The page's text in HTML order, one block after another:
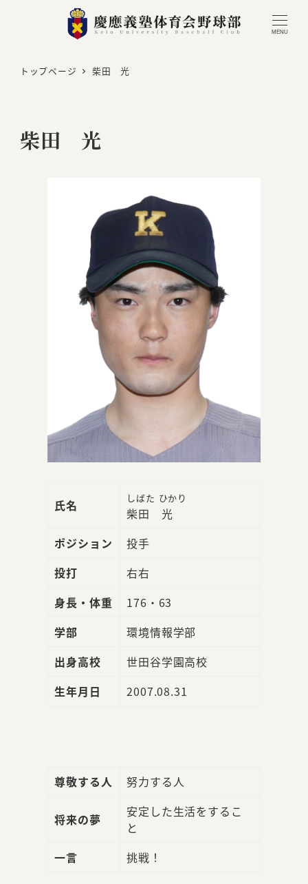
MENU
トップページ 柴田 光
柴田 光
氏名 しばた ひかり
柴田 光
ポジション
投手
投打
右右
身長・体重
176・63
学部
環境情報学部
出身高校
世田谷学園高校
生年月日
2007.08.31
尊敬する人 努力する人
将来の夢
安定した生活をするこ
と
一言
挑戦！